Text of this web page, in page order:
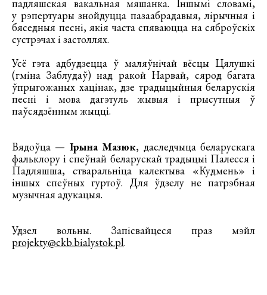
падляшская вакальная мяшанка. Іншымі словамі,
у рэпертуары знойдуцца пазаабрадавыя, лірычныя і
бяседныя песні, якія часта спяваюцца на сяброўскіх
сустрэчах і застоллях.
Усё гэта адбудзецца ў маляўнічай вёсцы Цялушкі
(гміна Заблудаў) над ракой Нарвай, сярод багата
ўпрыгожаных хацінак, дзе традыцыйныя беларускія
песні і мова дагэтуль жывыя і прысутныя ў
паўсядзённым жыцці.
Вядоўца — Ірына Мазюк, даследчыца беларускага
фальклору і спеўнай беларускай традыцыі Палесся і
Падляшша, стваральніца калектыва «Кудмень» і
іншых спеўных гуртоў. Для ўдзелу не патрэбная
музычная адукацыя.
Удзел вольны. Запісвайцеся праз мэйл
projekty@ckb.bialystok.pl.